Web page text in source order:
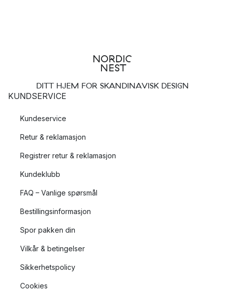
DITT HJEM FOR SKANDINAVISK DESIGN
KUNDSERVICE
Kundeservice
Retur & reklamasjon
Registrer retur & reklamasjon
Kundeklubb
FAQ – Vanlige spørsmål
Bestillingsinformasjon
Spor pakken din
Vilkår & betingelser
Sikkerhetspolicy
Cookies